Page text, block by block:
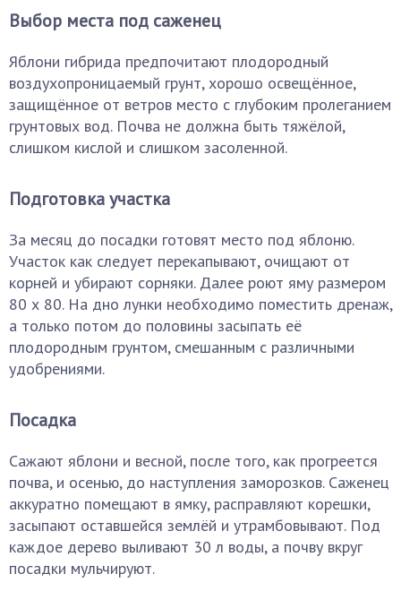
Выбор места под саженец
Яблони гибрида предпочитают плодородный
воздухопроницаемый грунт, хорошо освещённое,
защищённое от ветров место с глубоким пролеганием
грунтовых вод. Почва не должна быть тяжёлой,
слишком кислой и слишком засоленной.
Подготовка участка
За месяц до посадки готовят место под яблоню.
Участок как следует перекапывают, очищают от
корней и убирают сорняки. Далее роют яму размером
80 х 80. На дно лунки необходимо поместить дренаж,
а только потом до половины засыпать её
плодородным грунтом, смешанным с различными
удобрениями.
Посадка
Сажают яблони и весной, после того, как прогреется
почва, и осенью, до наступления заморозков. Саженец
аккуратно помещают в ямку, расправляют корешки,
засыпают оставшейся землёй и утрамбовывают. Под
каждое дерево выливают 30 л воды, а почву вкруг
посадки мульчируют.